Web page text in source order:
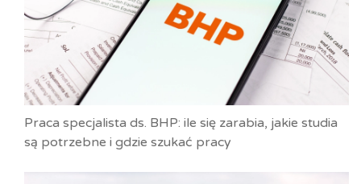
Praca specjalista ds. BHP: ile się zarabia, jakie studia
są potrzebne i gdzie szukać pracy